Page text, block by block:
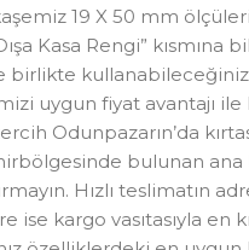
19 X 50 mm
Kasa Rengi”
birlikte
uygun fiyat avantajı ile
Odunpazarın’da
bulunan
Hızlı teslimatın
kargo vasıtasıyla en